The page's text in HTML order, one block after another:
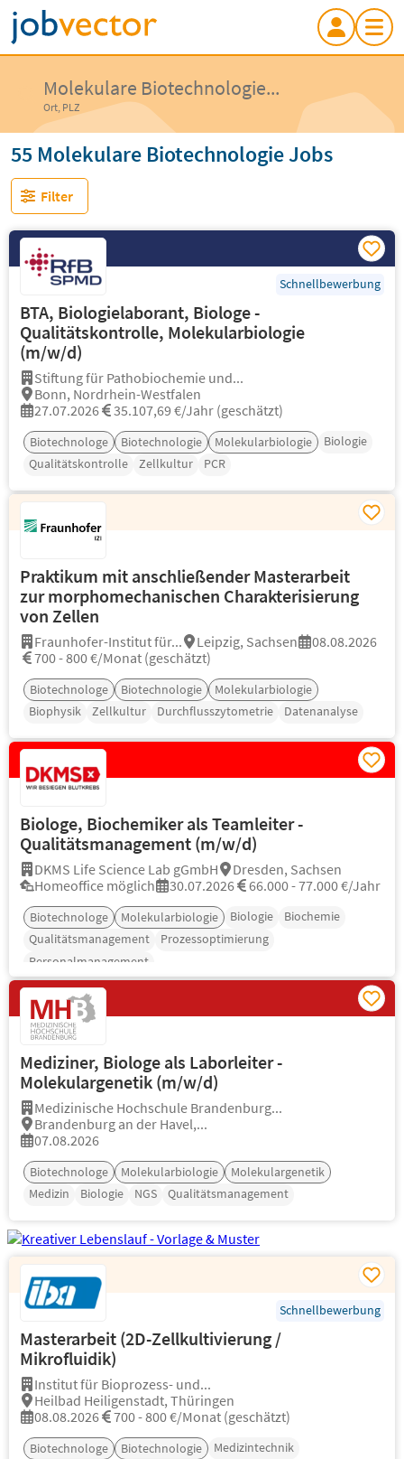
Molekulare Biotechnologie...
Ort, PLZ
55 Molekulare Biotechnologie Jobs
Filter
Schnellbewerbung
BTA, Biologielaborant, Biologe -
Qualitätskontrolle, Molekularbiologie
(m/w/d)
Stiftung für Pathobiochemie und...
Bonn, Nordrhein-Westfalen
27.07.2026
35.107,69 €/Jahr (geschätzt)
Biotechnologe Biotechnologie Molekularbiologie
Biologie
Qualitätskontrolle
Zellkultur PCR
Praktikum mit anschließender Masterarbeit
zur morphomechanischen Charakterisierung
von Zellen
Fraunhofer-Institut für... Leipzig, Sachsen
08.08.2026
700 - 800 €/Monat (geschätzt)
Biotechnologe Biotechnologie
Molekularbiologie
Biophysik
Zellkultur Durchflusszytometrie Datenanalyse
Biologe, Biochemiker als Teamleiter -
Qualitätsmanagement (m/w/d)
DKMS Life Science Lab gGmbH
Dresden, Sachsen
Homeoffice möglich
30.07.2026 66.000 - 77.000 €/Jahr
Biotechnologe Molekularbiologie Biologie
Biochemie
Qualitätsmanagement
Prozessoptimierung
Personalmanagement
Mediziner, Biologe als Laborleiter -
Molekulargenetik (m/w/d)
Medizinische Hochschule Brandenburg...
Brandenburg an der Havel,...
07.08.2026
Biotechnologe Molekularbiologie
Molekulargenetik
Medizin
Biologie NGS Qualitätsmanagement
Schnellbewerbung
Masterarbeit (2D-Zellkultivierung /
Mikrofluidik)
Institut für Bioprozess- und...
Heilbad Heiligenstadt, Thüringen
08.08.2026
700 - 800 €/Monat (geschätzt)
Biotechnologe Biotechnologie
Medizintechnik